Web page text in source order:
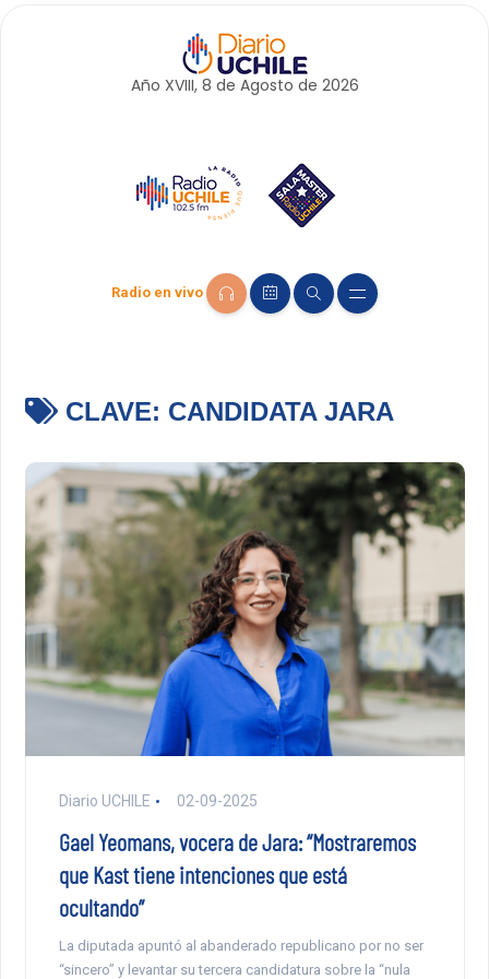
Año XVIII, 8 de Agosto de 2026
Radio en vivo
CLAVE: CANDIDATA JARA
Diario UCHILE 02-09-2025
Gael Yeomans, vocera de Jara: “Mostraremos
que Kast tiene intenciones que está
ocultando”
La diputada apuntó al abanderado republicano por no ser
“sincero” y levantar su tercera candidatura sobre la “nula